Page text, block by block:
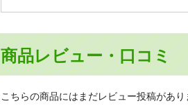
商品レビュー・口コミ
こちらの商品にはまだレビュー投稿があり